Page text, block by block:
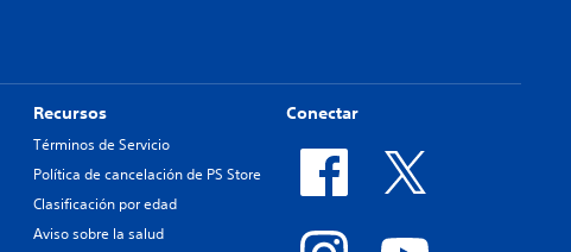
Recursos
Términos de Servicio
Política de cancelación de PS Store
Clasificación por edad
Aviso sobre la salud
Conectar